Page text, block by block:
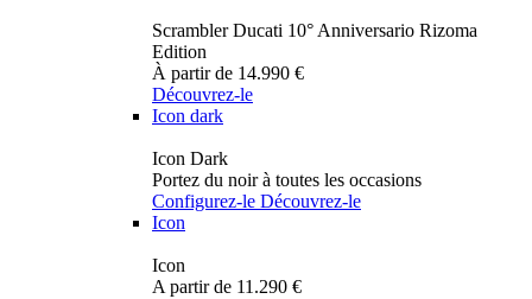
Scrambler Ducati 10° Anniversario Rizoma
Edition
À partir de 14.990 €
Découvrez-le
Icon dark
Icon Dark
Portez du noir à toutes les occasions
Configurez-le Découvrez-le
Icon
Icon
A partir de 11.290 €